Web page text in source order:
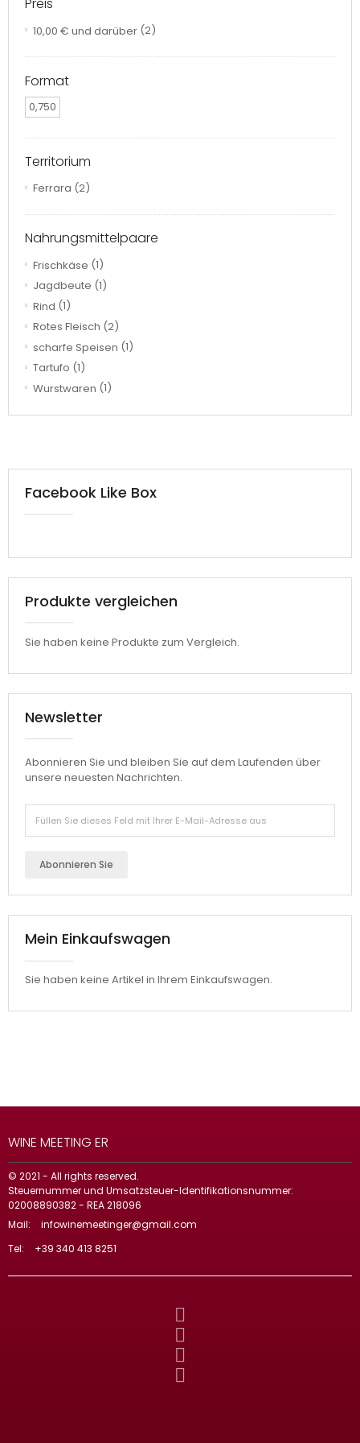
Preis
10,00 € und darüber (2)
Format
0,750
Territorium
Ferrara (2)
Nahrungsmittelpaare
Frischkäse (1)
Jagdbeute (1)
Rind (1)
Rotes Fleisch (2)
scharfe Speisen (1)
Tartufo (1)
Wurstwaren (1)
Facebook Like Box
Produkte vergleichen
Sie haben keine Produkte zum Vergleich.
Newsletter
Abonnieren Sie und bleiben Sie auf dem Laufenden über
unsere neuesten Nachrichten.
Abonnieren Sie
Mein Einkaufswagen
Sie haben keine Artikel in Ihrem Einkaufswagen.
WINE MEETING ER
© 2021 - All rights reserved.
Steuernummer und Umsatzsteuer-Identifikationsnummer:
02008890382 - REA 218096
Mail:
infowinemeetinger@gmail.com
Tel:
+39 340 413 8251